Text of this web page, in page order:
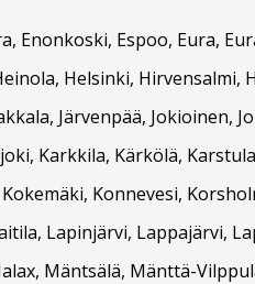
Enonkoski, Espoo, Eura,
Helsinki,
Järvenpää, Jokioinen,
Karkkila, Kärkölä,
Konnevesi,
Lapinjärvi, Lappajärvi,
Mäntsälä, Mänttä-